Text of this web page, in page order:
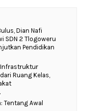
Dian Nafi
SDN 2 Tlogoweru
Pendidikan
Infrastruktur
Ruang Kelas,
Awal